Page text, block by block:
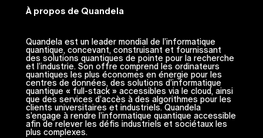
À propos de Quandela
Quandela est un leader mondial de l’informatique
quantique, concevant, construisant et fournissant
des solutions quantiques de pointe pour la recherche
et l’industrie. Son offre comprend les ordinateurs
quantiques les plus économes en énergie pour les
centres de données, des solutions d’informatique
quantique « full-stack » accessibles via le cloud, ainsi
que des services d’accès à des algorithmes pour les
clients universitaires et industriels. Quandela
s’engage à rendre l’informatique quantique accessible
afin de relever les défis industriels et sociétaux les
plus complexes.